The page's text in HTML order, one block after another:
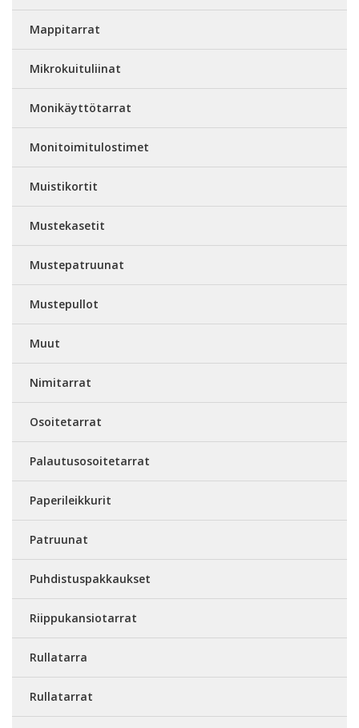
Mappitarrat
Mikrokuituliinat
Monikäyttötarrat
Monitoimitulostimet
Muistikortit
Mustekasetit
Mustepatruunat
Mustepullot
Muut
Nimitarrat
Osoitetarrat
Palautusosoitetarrat
Paperileikkurit
Patruunat
Puhdistuspakkaukset
Riippukansiotarrat
Rullatarra
Rullatarrat